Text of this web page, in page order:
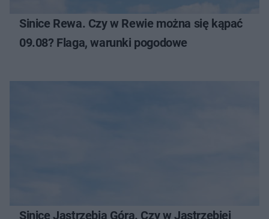
Sinice Rewa. Czy w Rewie można się kąpać
09.08? Flaga, warunki pogodowe
Sinice Jastrzębia Góra. Czy w Jastrzębiej